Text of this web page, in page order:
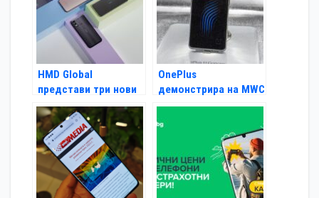
HMD Global
представи три нови
модела Nokia на
Световния мобилен
конгрес и заяви, че
прехвърля
производството си в
Европа
OnePlus
демонстрира на MWC
2023 OnePlus 11
Concept